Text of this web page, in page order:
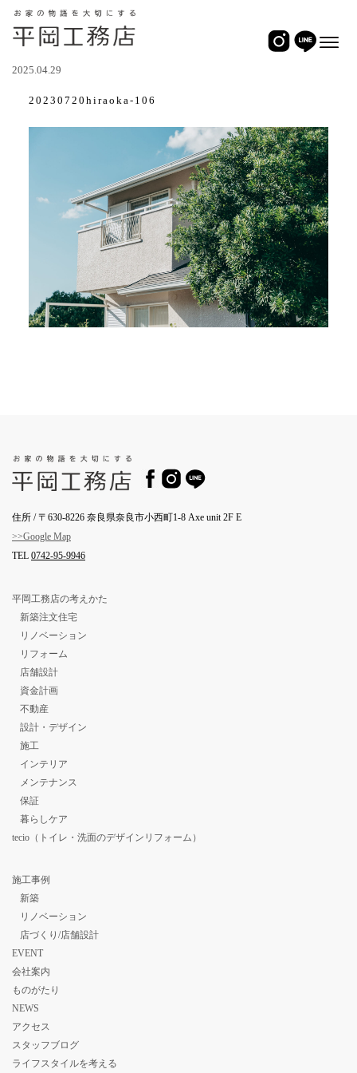
2025.04.29
20230720hiraoka-106
住所 / 〒630-8226 奈良県奈良市小西町1-8 Axe unit 2F E
>>Google Map
TEL 0742-95-9946
平岡工務店の考えかた
新築注文住宅
リノベーション
リフォーム
店舗設計
資金計画
不動産
設計・デザイン
施工
インテリア
メンテナンス
保証
暮らしケア
tecio（トイレ・洗面のデザインリフォーム）
施工事例
新築
リノベーション
店づくり/店舗設計
EVENT
会社案内
ものがたり
NEWS
アクセス
スタッフブログ
ライフスタイルを考える